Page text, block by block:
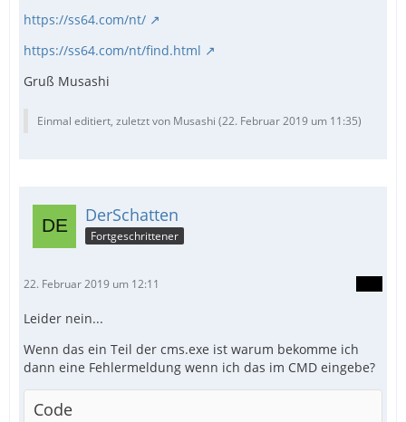
https://ss64.com/nt/
https://ss64.com/nt/find.html
Gruß Musashi
Einmal editiert, zuletzt von Musashi (22. Februar 2019 um 11:35)
DerSchatten
Fortgeschrittener
22. Februar 2019 um 12:11
Leider nein...
Wenn das ein Teil der cms.exe ist warum bekomme ich
dann eine Fehlermeldung wenn ich das im CMD eingebe?
Code